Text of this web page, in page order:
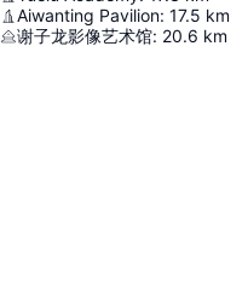
Aiwanting Pavilion: 17.5 km
谢子龙影像艺术馆: 20.6 km